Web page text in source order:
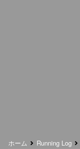
ホーム Running Log